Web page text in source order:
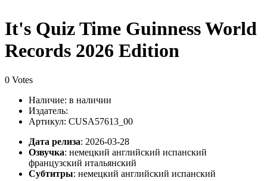
It's Quiz Time Guinness World
Records 2026 Edition
0 Votes
Наличие: в наличии
Издатель:
Артикул: CUSA57613_00
Дата релиза: 2026-03-28
Озвучка: немецкий английский испанский
французский итальянский
Субтитры: немецкий английский испанский